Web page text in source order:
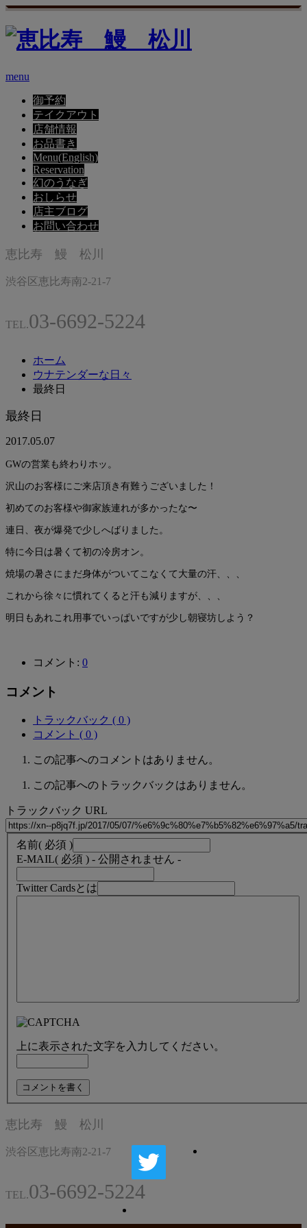
menu
御予約
テイクアウト
店舗情報
お品書き
Menu(English)
Reservation
幻のうなぎ
おしらせ
店主ブログ
お問い合わせ
恵比寿 鰻 松川
渋谷区恵比寿南2-21-7
TEL.03-6692-5224
ホーム
ウナテンダーな日々
最終日
最終日
2017.05.07
GWの営業も終わりホッ。
沢山のお客様にご来店頂き有難うございました！
初めてのお客様や御家族連れが多かったな〜
連日、夜が爆発で少しへばりました。
特に今日は暑くて初の冷房オン。
焼場の暑さにまだ身体がついてこなくて大量の汗、、、
これから徐々に慣れてくると汗も減りますが、、、
明日もあれこれ用事でいっぱいですが少し朝寝坊しよう？
コメント: 0
コメント
トラックバック ( 0 )
コメント ( 0 )
この記事へのコメントはありません。
この記事へのトラックバックはありません。
トラックバック URL
名前( 必須 )
E-MAIL( 必須 ) - 公開されません -
Twitter Cardsとは
上に表示された文字を入力してください。
恵比寿 鰻 松川
渋谷区恵比寿南2-21-7
TEL.03-6692-5224